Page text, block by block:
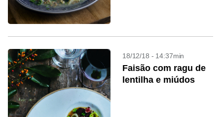
18/12/18 - 14:37min
Faisão com ragu de
lentilha e miúdos